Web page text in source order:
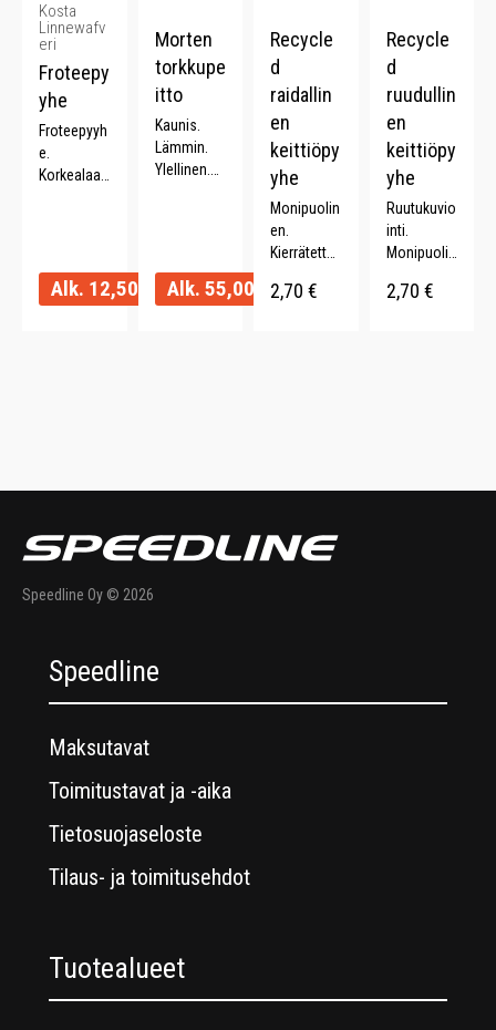
Kosta
Linnewafv
eri
Froteepy
yhe
Froteepyyh
e.
Korkealaat
Monta
väriä.
Alk. 12,50
Morten
torkkupe
itto
Kaunis.
Lämmin.
Ylellinen.
Alk. 55,00
Recycle
d
raidallin
en
keittiöpy
yhe
Monipuolin
en.
Kierrätettyä
(70%).
2,70 €
Recycle
d
ruudullin
en
keittiöpy
yhe
Ruutukuvio
inti.
Monipuolin
Kierrätettyä
2,70 €
Speedline Oy © 2026
Speedline
Maksutavat
Toimitustavat ja -aika
Tietosuojaseloste
Tilaus- ja toimitusehdot
Tuotealueet